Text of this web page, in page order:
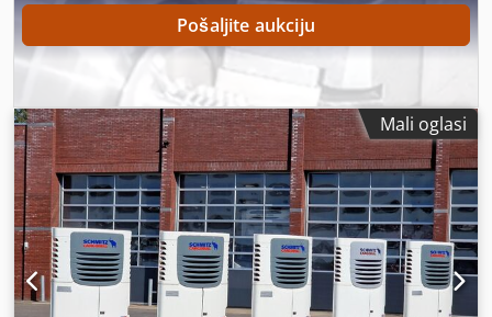
Pošaljite aukciju
Mali oglasi